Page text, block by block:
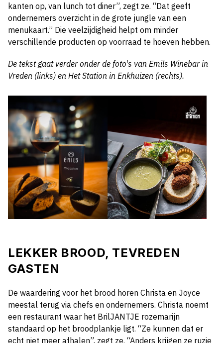
kanten op, van lunch tot diner”, zegt ze. “Dat geeft
ondernemers overzicht in de grote jungle van een
menukaart.” Die veelzijdigheid helpt om minder
verschillende producten op voorraad te hoeven hebben.
De tekst gaat verder onder de foto's van Emils Winebar in
Vreden (links) en Het Station in Enkhuizen (rechts).
LEKKER BROOD, TEVREDEN
GASTEN
De waardering voor het brood horen Christa en Joyce
meestal terug via chefs en ondernemers. Christa noemt
een restaurant waar het BrilJANTJE rozemarijn
standaard op het broodplankje ligt. “Ze kunnen dat er
echt niet meer afhalen”, zegt ze. “Anders krijgen ze ruzie